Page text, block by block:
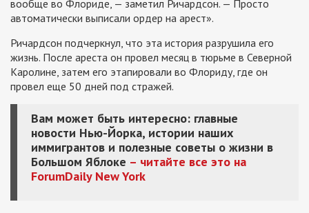
вообще во Флориде, — заметил Ричардсон. — Просто
автоматически выписали ордер на арест».
Ричардсон подчеркнул, что эта история разрушила его
жизнь. После ареста он провел месяц в тюрьме в Северной
Каролине, затем его этапировали во Флориду, где он
провел еще 50 дней под стражей.
Вам может быть интересно: главные
новости Нью-Йорка, истории наших
иммигрантов и полезные советы о жизни в
Большом Яблоке – читайте все это на
ForumDaily New York